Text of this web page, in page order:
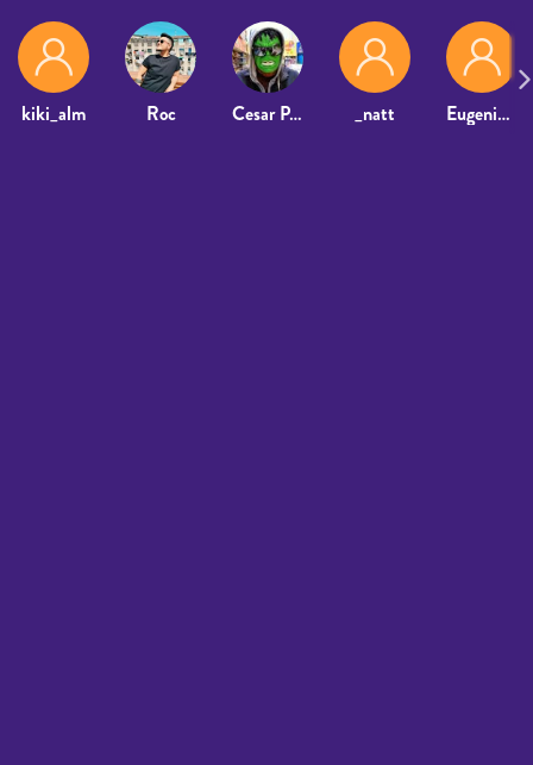
kiki_alm Roc Cesar Perez _natt Eugenia78